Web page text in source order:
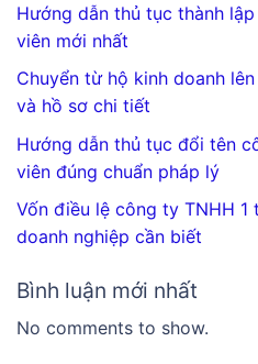
Hướng dẫn thủ tục thành
viên mới nhất
Chuyển từ hộ kinh doanh
và hồ sơ chi tiết
Hướng dẫn thủ tục đổi tên
viên đúng chuẩn pháp lý
Vốn điều lệ công ty TNHH 1
doanh nghiệp cần biết
Bình luận mới nhất
No comments to show.